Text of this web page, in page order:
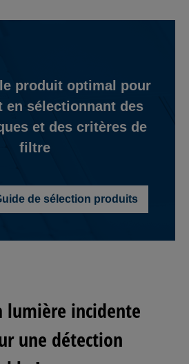
produit optimal pour
en sélectionnant des
et des critères de
filtre
de sélection produits
lumière incidente
une détection